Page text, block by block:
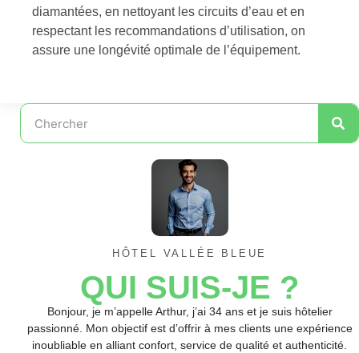
diamantées, en nettoyant les circuits d’eau et en
respectant les recommandations d’utilisation, on
assure une longévité optimale de l’équipement.
HÔTEL VALLÉE BLEUE
QUI SUIS-JE ?
Bonjour, je m’appelle Arthur, j’ai 34 ans et je suis hôtelier
passionné. Mon objectif est d’offrir à mes clients une expérience
inoubliable en alliant confort, service de qualité et authenticité.